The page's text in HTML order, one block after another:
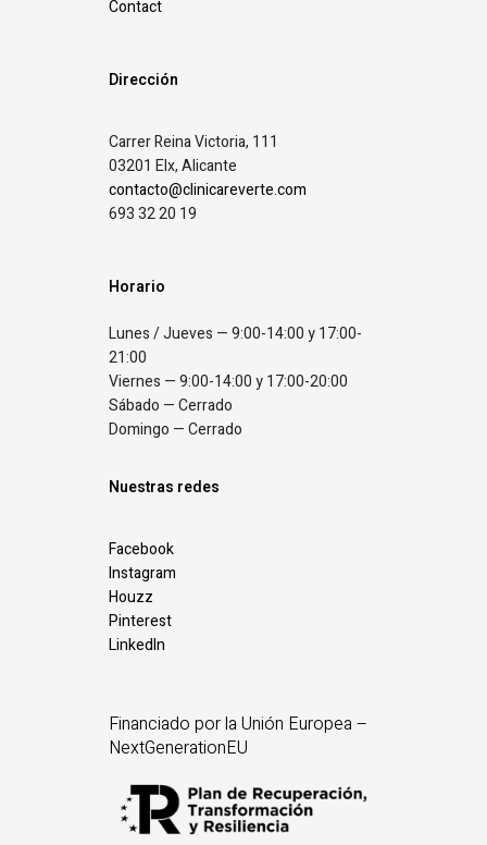
Contact
Dirección
Carrer Reina Victoria, 111
03201 Elx, Alicante
contacto@clinicareverte.com
693 32 20 19
Horario
Lunes / Jueves — 9:00-14:00 y 17:00-
21:00
Viernes — 9:00-14:00 y 17:00-20:00
Sábado — Cerrado
Domingo — Cerrado
Nuestras redes
Facebook
Instagram
Houzz
Pinterest
LinkedIn
Financiado por la Unión Europea –
NextGenerationEU